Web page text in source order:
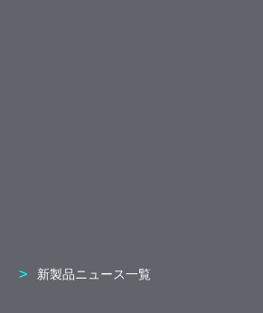
新製品ニュース一覧